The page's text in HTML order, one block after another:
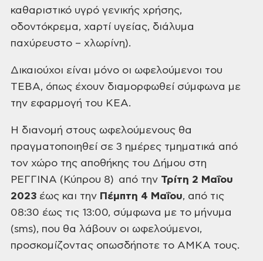
καθαριστικό υγρό γενικής χρήσης,
οδοντόκρεμα, χαρτί υγείας, διάλυμα
παχύρευστο – χλωρίνη).
Δικαιούχοι είναι μόνο οι ωφελούμενοι του
ΤΕΒΑ, όπως έχουν διαμορφωθεί σύμφωνα με
την εφαρμογή του ΚΕΑ.
Η διανομή στους ωφελούμενους θα
πραγματοποιηθεί σε 3 ημέρες τμηματικά από
τον χώρο της αποθήκης του Δήμου στη
ΡΕΓΓΙΝΑ (Κύπρου 8) από την Τρίτη 2 Μαΐου
2023 έως και την Πέμπτη 4 Μαΐου, από τις
08:30 έως τις 13:00, σύμφωνα με το μήνυμα
(sms), που θα λάβουν οι ωφελούμενοι,
προσκομίζοντας οπωσδήποτε το ΑΜΚΑ τους.